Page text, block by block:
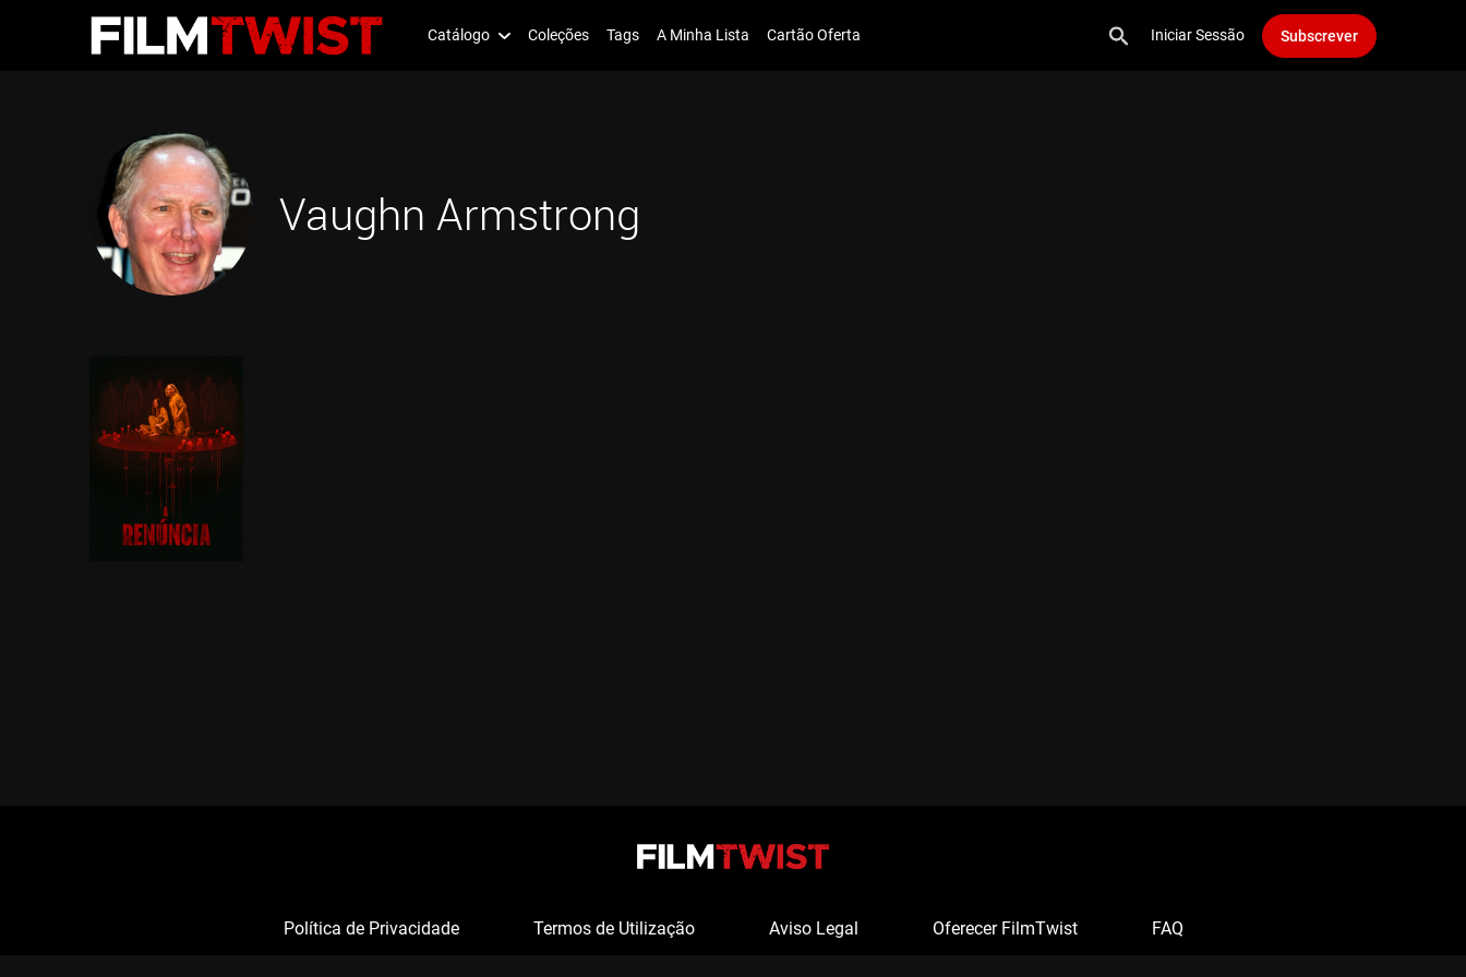
Catálogo Coleções Tags A Minha Lista Cartão Oferta Iniciar Sessão Subscrever
Vaughn Armstrong
Política de Privacidade Termos de Utilização Aviso Legal Oferecer FilmTwist FAQ